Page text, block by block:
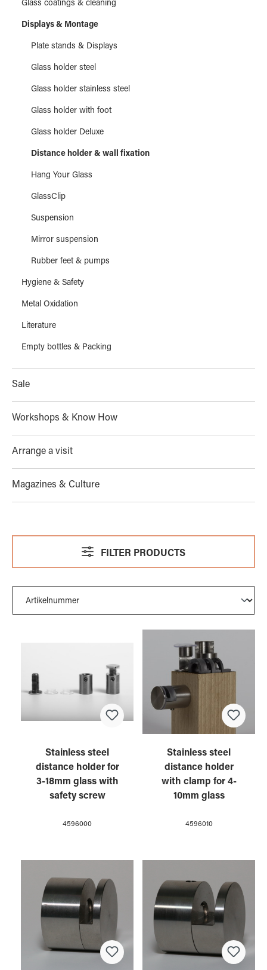
Glass coatings & cleaning
Displays & Montage
Plate stands & Displays
Glass holder steel
Glass holder stainless steel
Glass holder with foot
Glass holder Deluxe
Distance holder & wall fixation
Hang Your Glass
GlassClip
Suspension
Mirror suspension
Rubber feet & pumps
Hygiene & Safety
Metal Oxidation
Literature
Empty bottles & Packing
Sale
Workshops & Know How
Arrange a visit
Magazines & Culture
FILTER PRODUCTS
Stainless steel
distance holder for
3-18mm glass with
safety screw
4596000
Stainless steel
distance holder
with clamp for 4-
10mm glass
4596010